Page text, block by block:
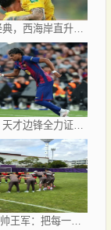
青岛德比再现经典，西海岸直升第二，亚冠梦想近在咫尺
专访U20女足主帅王军：把每一次对抗当世界杯预演